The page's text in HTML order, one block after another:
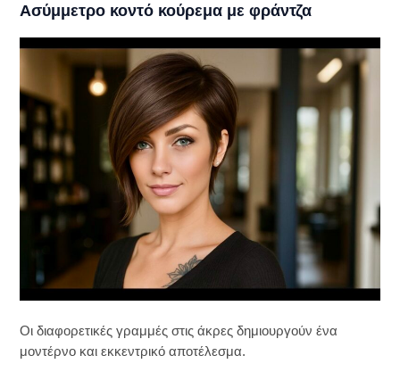
Ασύμμετρο κοντό κούρεμα με φράντζα
Οι διαφορετικές γραμμές στις άκρες δημιουργούν ένα
μοντέρνο και εκκεντρικό αποτέλεσμα.